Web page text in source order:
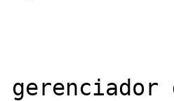
gerenciador